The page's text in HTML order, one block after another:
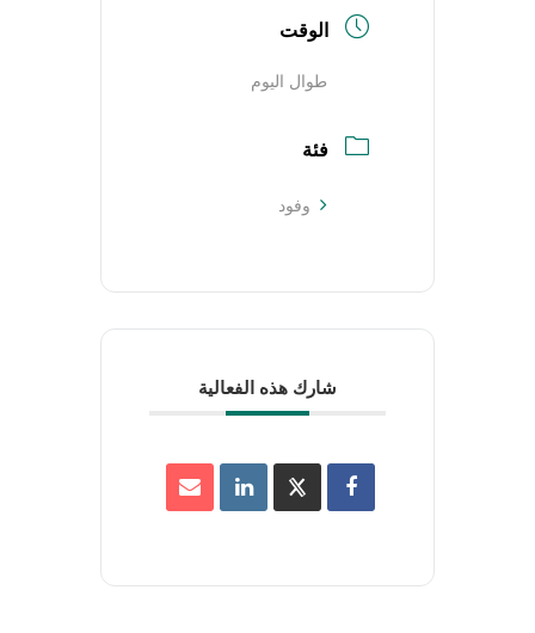
الوقت
طوال اليوم
فئة
وفود
شارك هذه الفعالية